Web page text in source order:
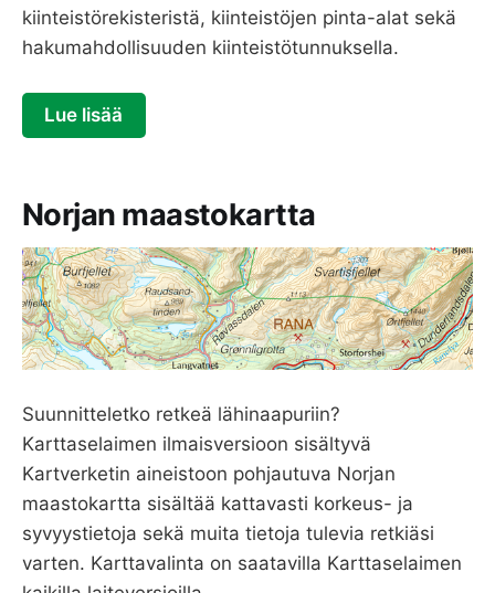
kiinteistörekisteristä, kiinteistöjen pinta-alat sekä
hakumahdollisuuden kiinteistötunnuksella.
Lue lisää
Norjan maastokartta
Suunnitteletko retkeä lähinaapuriin?
Karttaselaimen ilmaisversioon sisältyvä
Kartverketin aineistoon pohjautuva Norjan
maastokartta sisältää kattavasti korkeus- ja
syvyystietoja sekä muita tietoja tulevia retkiäsi
varten. Karttavalinta on saatavilla Karttaselaimen